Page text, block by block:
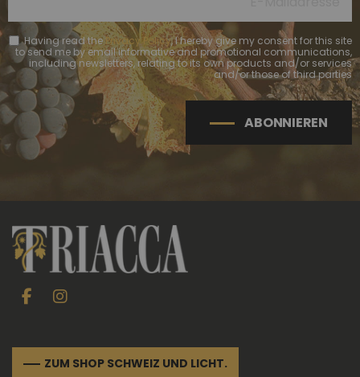
Having read thePrivacy Policy, I hereby give my consent for this site
to send me by email informative and promotional communications,
including newsletters, relating to its own products and/or services
and/or those of third parties
ABONNIEREN
ZUM SHOP SCHWEIZ UND LICHT.